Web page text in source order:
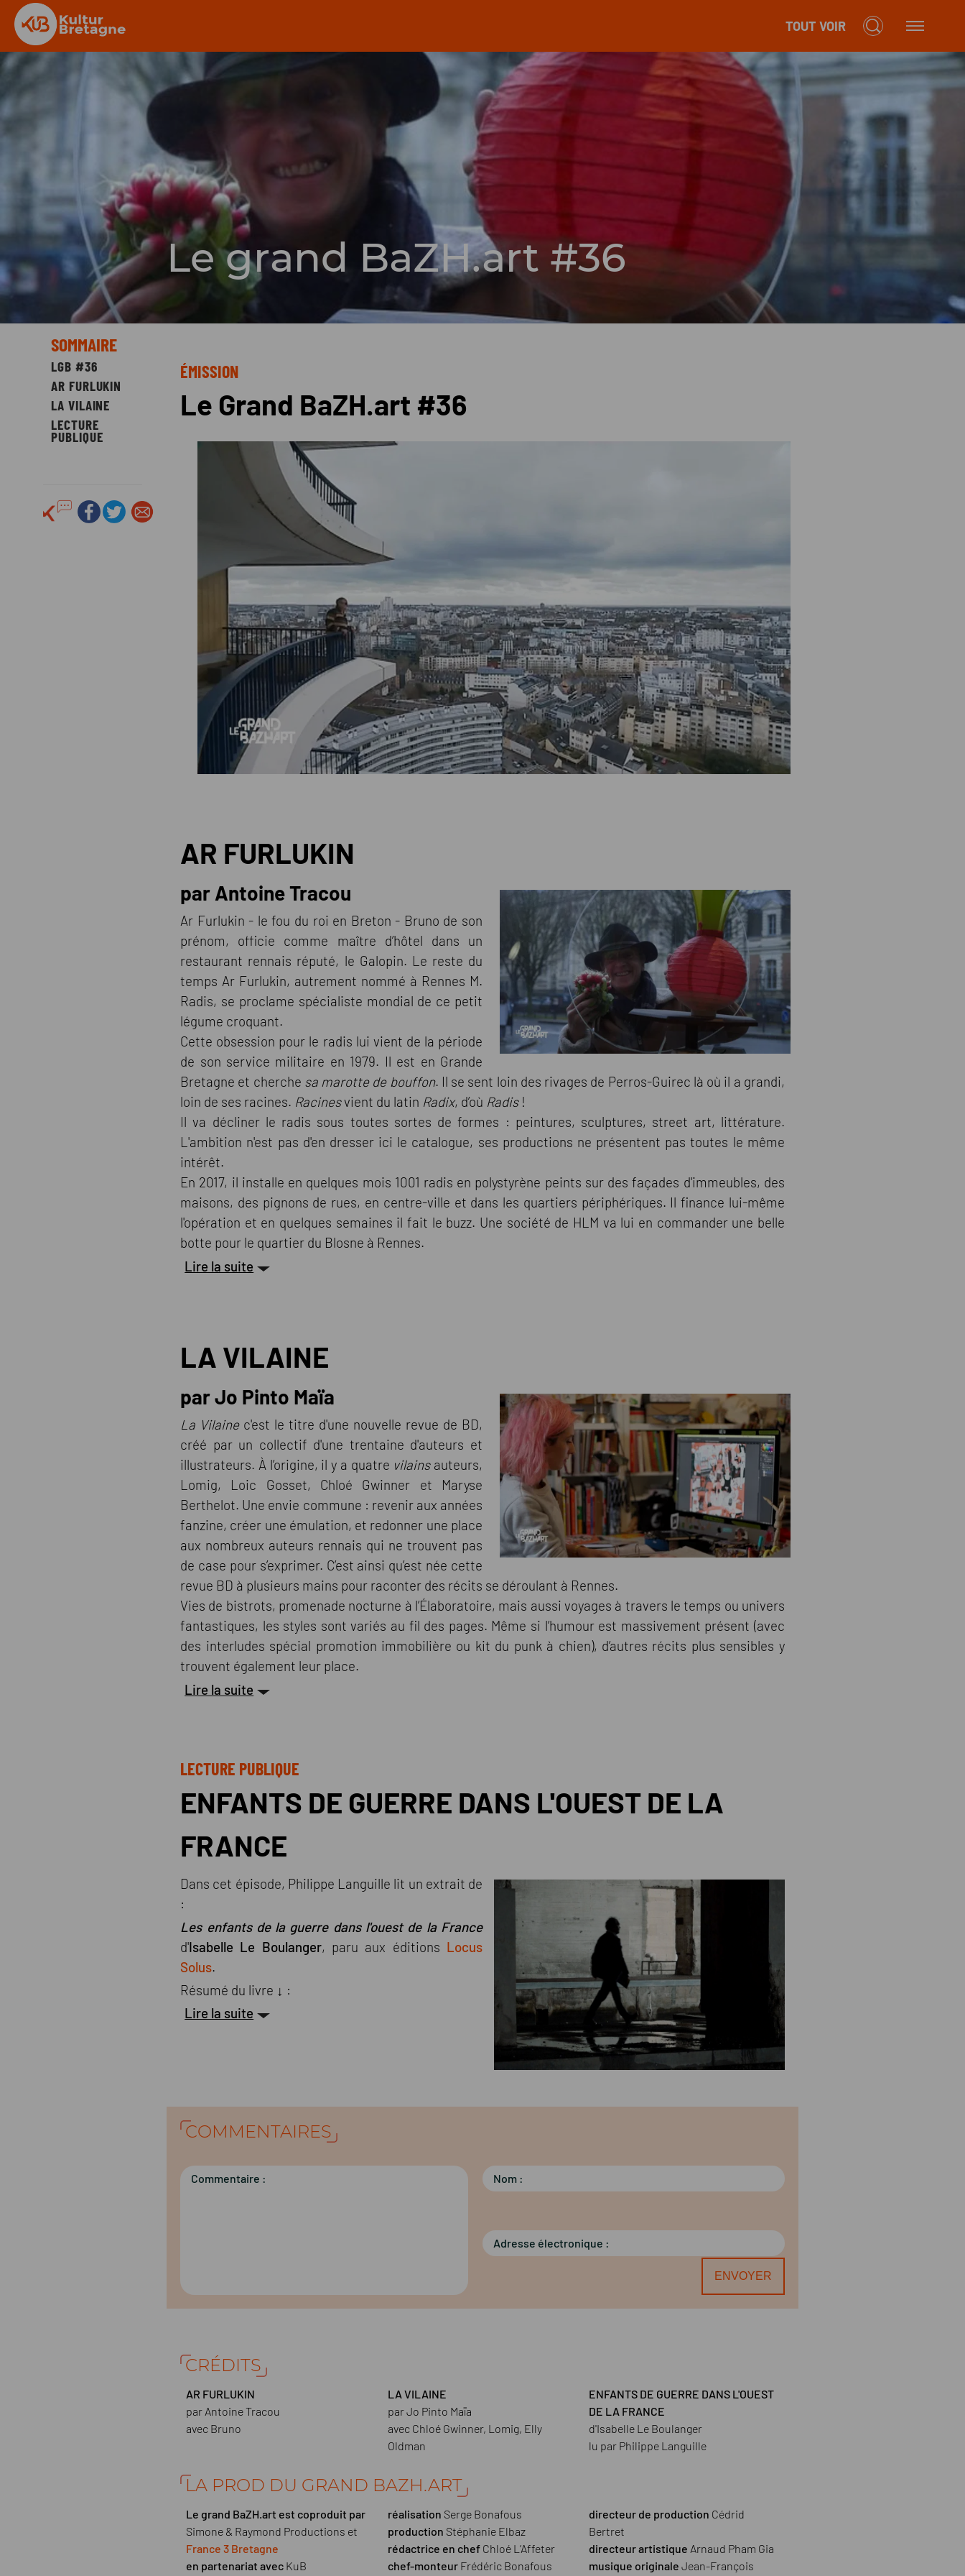
TOUT VOIR
Le grand BaZH.art #36
SOMMAIRE
LGB #36
AR FURLUKIN
LA VILAINE
LECTURE
PUBLIQUE
ÉMISSION
Le Grand BaZH.art #36
AR FURLUKIN
par Antoine Tracou
Ar Furlukin - le fou du roi en Breton - Bruno de son
prénom, officie comme maître d’hôtel dans un
restaurant rennais réputé, le Galopin. Le reste du
temps Ar Furlukin, autrement nommé à Rennes M.
Radis, se proclame spécialiste mondial de ce petit
légume croquant.
Cette obsession pour le radis lui vient de la période
de son service militaire en 1979. Il est en Grande
Bretagne et cherche sa marotte de bouffon. Il se sent loin des rivages de Perros-Guirec là où il a grandi,
loin de ses racines. Racinesvient du latin Radix, d’où Radis!
Il va décliner le radis sous toutes sortes de formes : peintures, sculptures, street art, littérature.
L'ambition n'est pas d'en dresser ici le catalogue, ses productions ne présentent pas toutes le même
intérêt.
En 2017, il installe en quelques mois 1001 radis en polystyrène peints sur des façades d'immeubles, des
maisons, des pignons de rues, en centre-ville et dans les quartiers périphériques. Il finance lui-même
l'opération et en quelques semaines il fait le buzz. Une société de HLM va lui en commander une belle
botte pour le quartier du Blosne à Rennes.
Lire la suite
LA VILAINE
par Jo Pinto Maïa
La Vilainec'est le titre d'une nouvelle revue de BD,
créé par un collectif d'une trentaine d'auteurs et
illustrateurs. À l’origine, il y a quatre vilainsauteurs,
Lomig, Loic Gosset, Chloé Gwinner et Maryse
Berthelot. Une envie commune : revenir aux années
fanzine, créer une émulation, et redonner une place
aux nombreux auteurs rennais qui ne trouvent pas
de case pour s’exprimer. C’est ainsi qu’est née cette
revue BD à plusieurs mains pour raconter des récits se déroulant à Rennes.
Vies de bistrots, promenade nocturne à l’Élaboratoire, mais aussi voyages à travers le temps ou univers
fantastiques, les styles sont variés au fil des pages. Même si l’humour est massivement présent (avec
des interludes spécial promotion immobilière ou kit du punk à chien), d’autres récits plus sensibles y
trouvent également leur place.
Lire la suite
LECTURE PUBLIQUE
ENFANTS DE GUERRE DANS L'OUEST DE LA
FRANCE
Dans cet épisode, Philippe Languille lit un extrait de
:
Les enfants de la guerre dans l'ouest de la France
d'Isabelle Le Boulanger, paru aux éditions Locus
Solus.
Résumé du livre ↓ :
Lire la suite
COMMENTAIRES
Nom :
Adresse électronique :
Commentaire :
CRÉDITS
AR FURLUKIN
par Antoine Tracou
avec Bruno
LA VILAINE
par Jo Pinto Maïa
avec Chloé Gwinner, Lomig, Elly
Oldman
ENFANTS DE GUERRE DANS L'OUEST
DE LA FRANCE
d'Isabelle Le Boulanger
lu par Philippe Languille
LA PROD DU GRAND BAZH.ART
Le grand BaZH.art est coproduit par
Simone & Raymond Productions et
France 3 Bretagne
en partenariat avec KuB
réalisation Serge Bonafous
production Stéphanie Elbaz
rédactrice en chefChloé L’Affeter
chef-monteurFrédéric Bonafous
directeur de production Cédrid
Bertret
directeur artistique Arnaud Pham Gia
musique originale Jean-François